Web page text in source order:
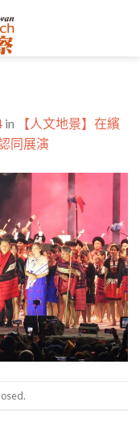
in
【人文地景】在繽
同展演